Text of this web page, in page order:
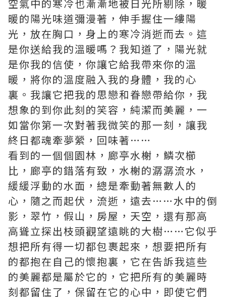
空氣中的寒冷也漸漸地被日光所剔除，暖
暖的陽光味道彌漫著，伸手握住一縷陽
光，放在胸口，身上的寒冷消逝而去。這
是你送給我的溫暖嗎？我知道了，陽光就
是你我的信使，你讓它給我帶來你的溫
暖，將你的溫度融入我的身體，我的心
裏。我讓它把我的思戀和眷戀帶給你，我
想象的到你此刻的笑容，純潔而美麗，一
如當你第一次對著我微笑的那一刻，讓我
終日都魂牽夢縈，回味著……
看到的一個個園林，廊亭水榭，鱗次櫛
比，廊亭的錯落有致，水榭的潺潺流水，
緩緩浮動的水面，總是牽動著無數人的
心，隨之而起伏，流逝，遠去……水中的倒
影，翠竹，假山，房屋，天空，還有那高
高聳立探出枝頭觀望遠眺的大樹……它似乎
想把所有得一切都包裹起來，想要把所有
的都抱在自己的懷抱裏，它在告訴我這些
的美麗都是屬於它的，它把所有的美麗時
刻都留住了，保留在它的心中，即使它們